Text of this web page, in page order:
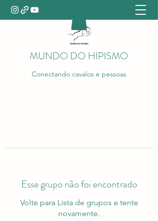
MUNDO DO HIPISMO
Conectando cavalos e pessoas
Esse grupo não foi encontrado
Volte para Lista de grupos e tente
novamente.